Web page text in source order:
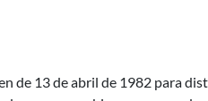
de 13 de abril de 1982 para